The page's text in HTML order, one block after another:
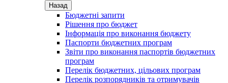
Назад
Бюджетні запити
Рішення про бюджет
Інформація про виконання бюджету
Паспорти бюджетних програм
Звіти про виконання паспортів бюджетних
програм
Перелік бюджетних, цільових програм
Перелік розпорядників та отримувачів